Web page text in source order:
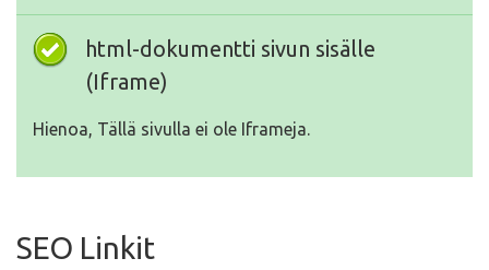
html-dokumentti sivun sisälle
(Iframe)
Hienoa, Tällä sivulla ei ole Iframeja.
SEO Linkit